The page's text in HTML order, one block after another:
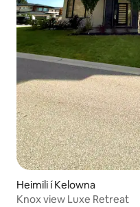
Heimili í Kelowna
Knox view Luxe Retreat